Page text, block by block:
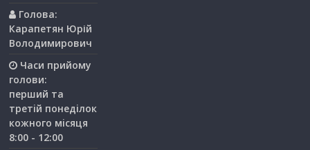
Голова:
Карапетян Юрій
Володимирович
Часи прийому
голови:
перший та
третiй понедiлок
кожного мiсяця
8:00 - 12:00